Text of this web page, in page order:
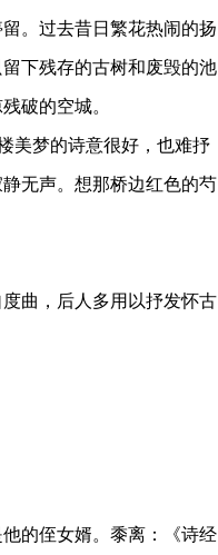
。过去昔日繁花热闹的扬
下残存的古树和废毁的池
破的空城。
美梦的诗意很好，也难抒
无声。想那桥边红色的芍
曲，后人多用以抒发怀古
的侄女婿。黍离：《诗经